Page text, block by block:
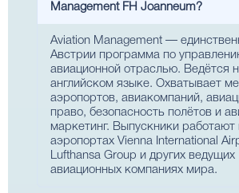
Management FH Joanneum?
Aviation Management —
Австрии программа по
авиационной отраслью. Ведётся
английском языке. Охватывает
аэропортов, авиакомпаний,
право, безопасность полётов и
маркетинг. Выпускники работают
аэропортах Vienna International
Lufthansa Group и других ведущих
авиационных компаниях мира.